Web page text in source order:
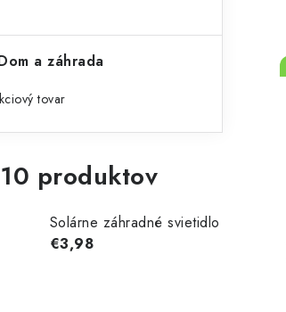
a záhrada
tovar
produktov
Solárne záhradné svietidlo
€3,98